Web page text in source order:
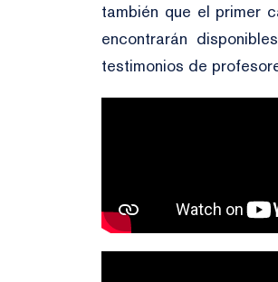
también que el primer
encontrarán
testimonios de